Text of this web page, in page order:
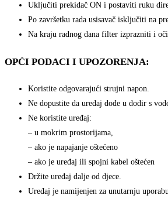
Uključiti prekidač ON i postaviti ruku
Po završetku rada usisavač isključiti na
Na kraju radnog dana filter izprazniti i
OPĆI PODACI I UPOZORENJA:
Koristite odgovarajući strujni napon.
Ne dopustite da uređaj dođe u dodir s
Ne koristite uređaj:
– u mokrim prostorijama,
– ako je napajanje oštećeno
– ako je uređaj ili spojni kabel oštećen
Držite uređaj dalje od djece.
Uređaj je namijenjen za unutarnju